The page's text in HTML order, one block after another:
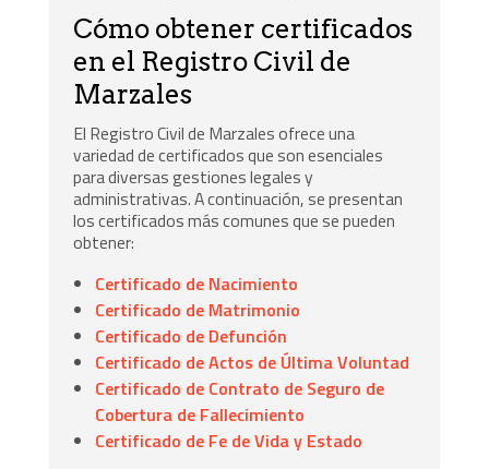
Cómo obtener certificados
en el Registro Civil de
Marzales
El Registro Civil de Marzales ofrece una
variedad de certificados que son esenciales
para diversas gestiones legales y
administrativas. A continuación, se presentan
los certificados más comunes que se pueden
obtener:
Certificado de Nacimiento
Certificado de Matrimonio
Certificado de Defunción
Certificado de Actos de Última Voluntad
Certificado de Contrato de Seguro de
Cobertura de Fallecimiento
Certificado de Fe de Vida y Estado